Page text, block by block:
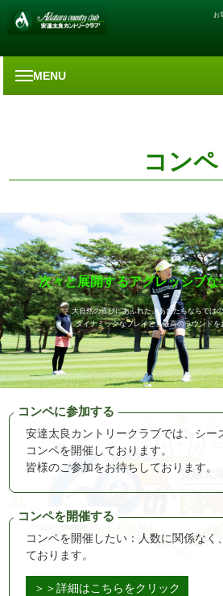
お
MENU
コンペ
次々と展開するアグレッシブ
大自然の喜びにあふれた、あだたらならでは
ダイナミックなプレイと、最高のラウンドを
コンペに参加する
安達太良カントリークラブでは、シー
コンペを開催しております。
皆様のご参加をお待ちしております。
コンペを開催する
コンペを開催したい：人数に関係なく
ております。
＞＞詳細はこちらをクリック